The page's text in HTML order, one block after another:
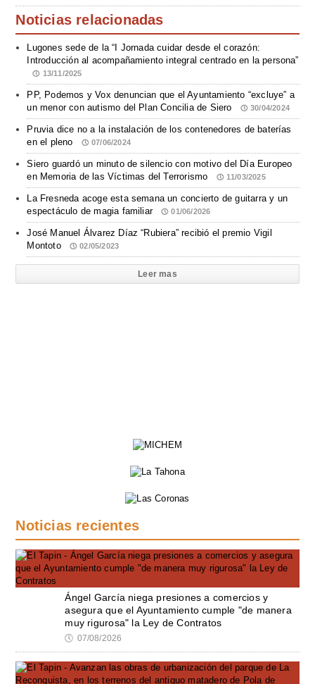
Noticias relacionadas
Lugones sede de la “I Jornada cuidar desde el corazón:
Introducción al acompañamiento integral centrado en la persona”
13/11/2025
PP, Podemos y Vox denuncian que el Ayuntamiento “excluye” a
un menor con autismo del Plan Concilia de Siero
30/04/2024
Pruvia dice no a la instalación de los contenedores de baterías
en el pleno
07/06/2024
Siero guardó un minuto de silencio con motivo del Día Europeo
en Memoria de las Víctimas del Terrorismo
11/03/2025
La Fresneda acoge esta semana un concierto de guitarra y un
espectáculo de magia familiar
01/06/2026
José Manuel Álvarez Díaz “Rubiera” recibió el premio Vigil
Montoto
02/05/2023
Leer mas
Noticias recientes
Ángel García niega presiones a comercios y
asegura que el Ayuntamiento cumple "de manera
muy rigurosa" la Ley de Contratos
🕔 07/08/2026